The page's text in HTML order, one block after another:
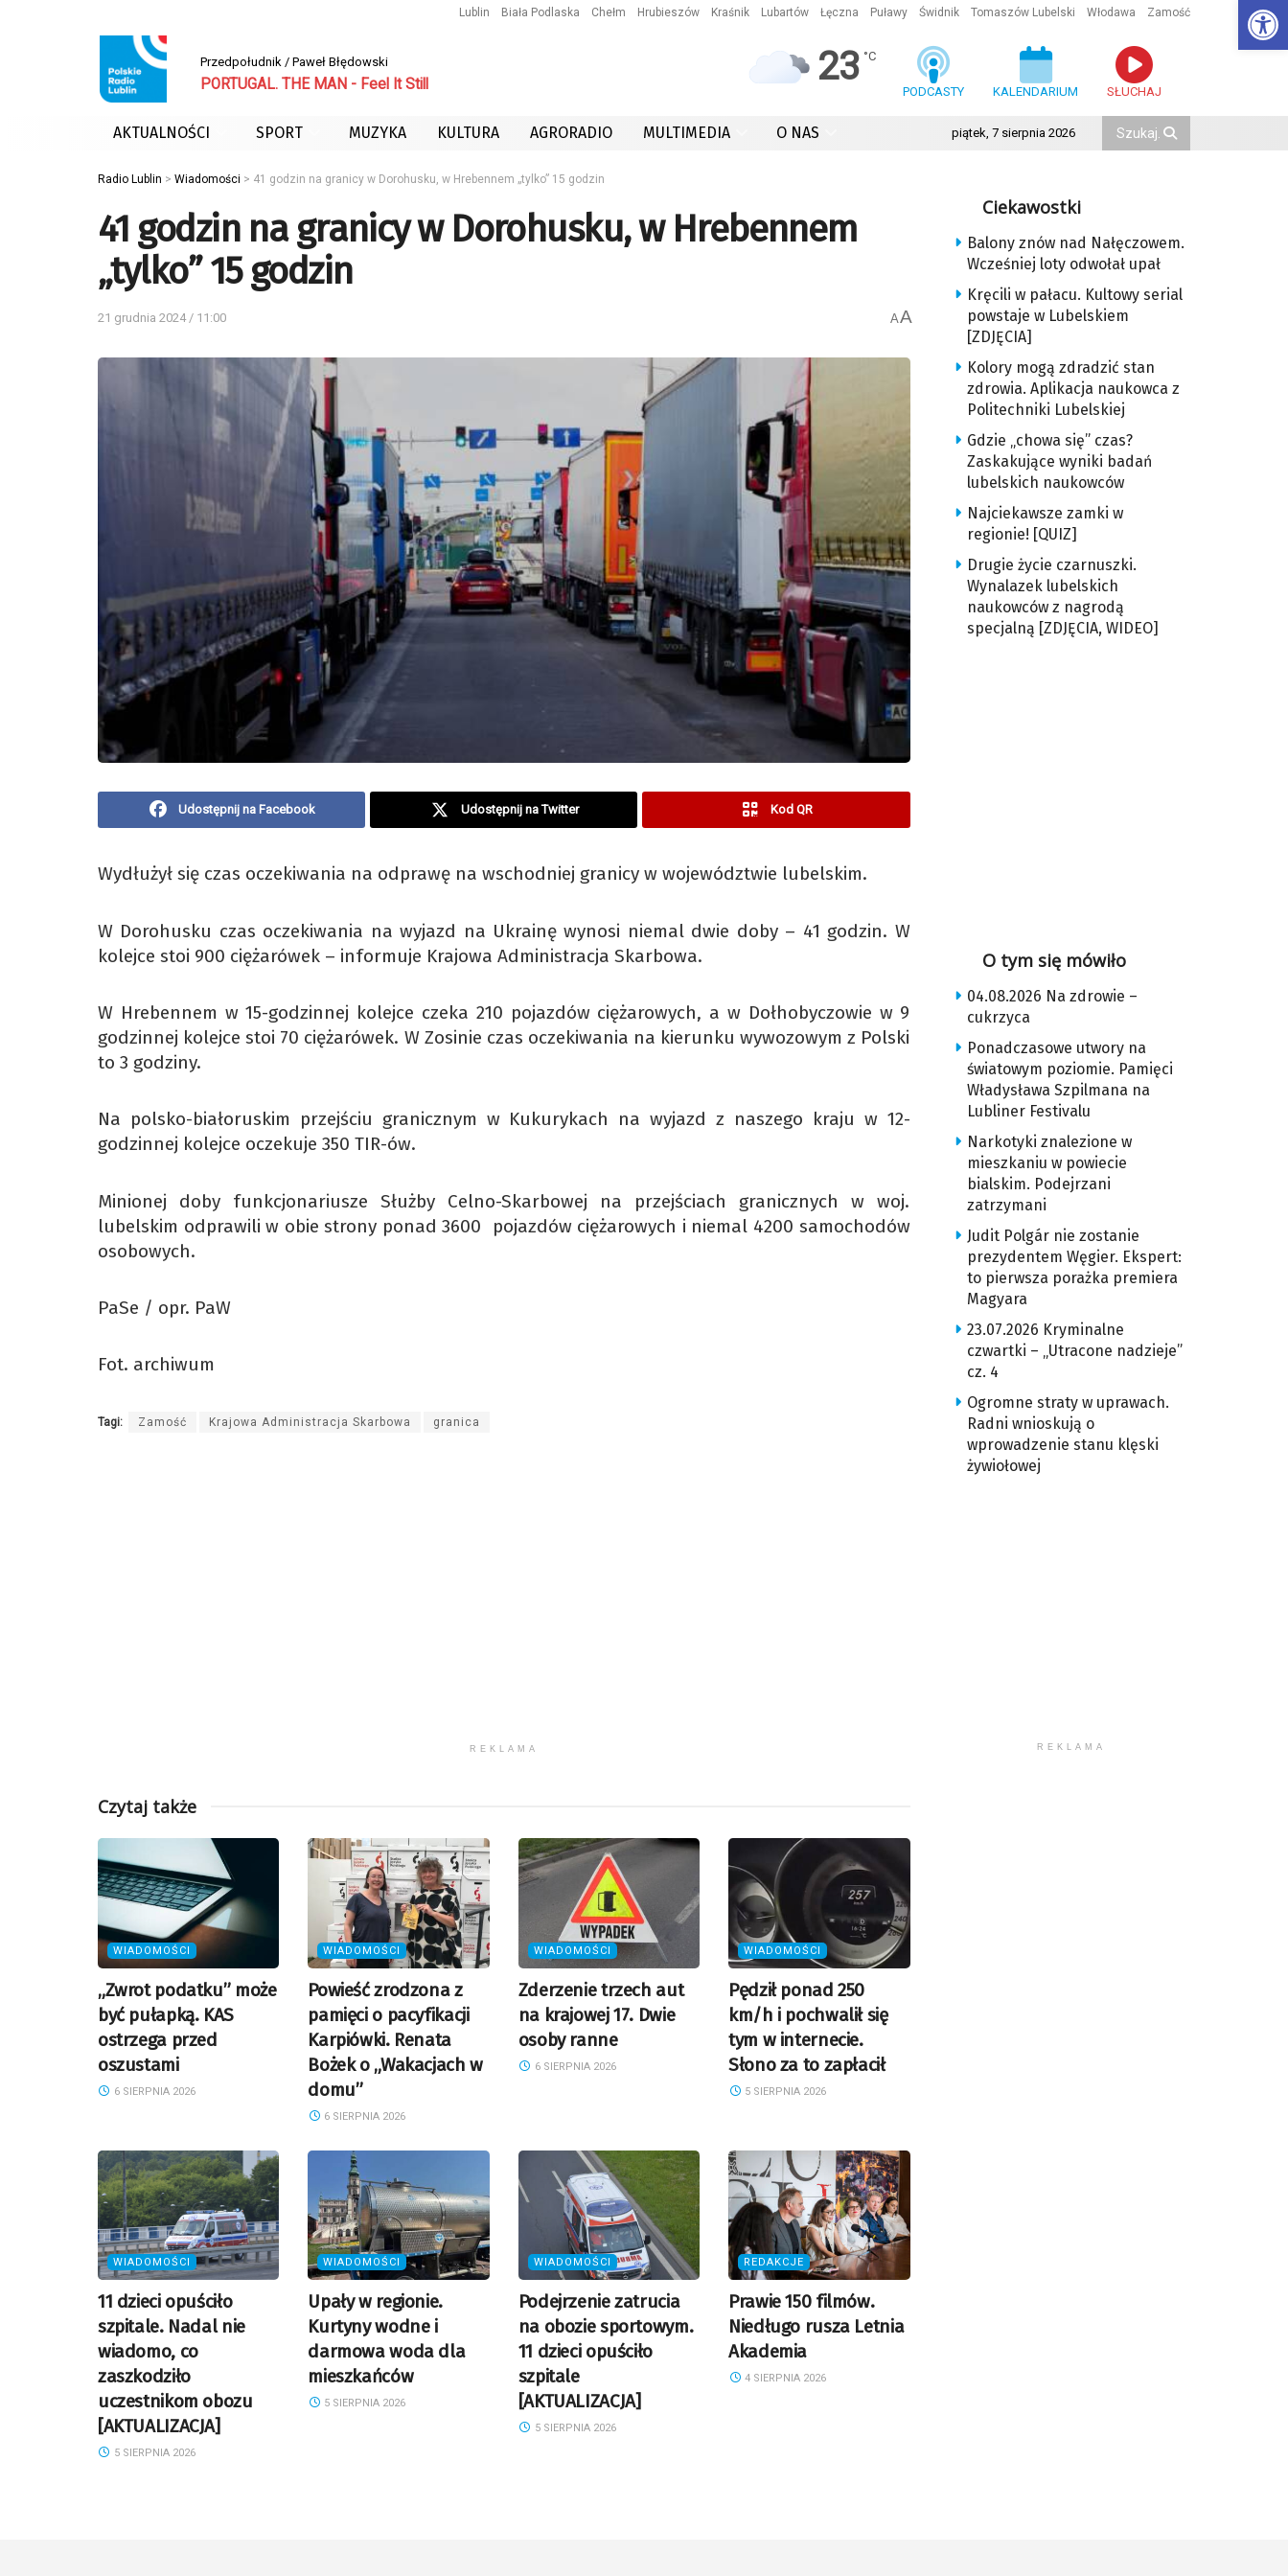
Lublin Biała Podlaska Chełm Hrubieszów Kraśnik Lubartów Łęczna Puławy Świdnik Tomaszów Lubelski Włodawa Zamość
Przedpołudnik / Paweł Błędowski
PORTUGAL. THE MAN - Feel It Still 23 °C
PODCASTY KALENDARIUM SŁUCHAJ
AKTUALNOŚCI SPORT MUZYKA KULTURA AGRORADIO MULTIMEDIA O NAS piątek, 7 sierpnia 2026
Radio Lublin > Wiadomości > 41 godzin na granicy w Dorohusku, w Hrebennem „tylko” 15 godzin
41 godzin na granicy w Dorohusku, w Hrebennem
„tylko” 15 godzin
21 grudnia 2024 / 11:00 AA
Udostępnij na Facebook Udostępnij na Twitter Kod QR
Wydłużył się czas oczekiwania na odprawę na wschodniej granicy w województwie lubelskim.
W Dorohusku czas oczekiwania na wyjazd na Ukrainę wynosi niemal dwie doby – 41 godzin. W
kolejce stoi 900 ciężarówek – informuje Krajowa Administracja Skarbowa.
W Hrebennem w 15-godzinnej kolejce czeka 210 pojazdów ciężarowych, a w Dołhobyczowie w 9
godzinnej kolejce stoi 70 ciężarówek. W Zosinie czas oczekiwania na kierunku wywozowym z Polski
to 3 godziny.
Na polsko-białoruskim przejściu granicznym w Kukurykach na wyjazd z naszego kraju w 12-
godzinnej kolejce oczekuje 350 TIR-ów.
Minionej doby funkcjonariusze Służby Celno-Skarbowej na przejściach granicznych w woj.
lubelskim odprawili w obie strony ponad 3600 pojazdów ciężarowych i niemal 4200 samochodów
osobowych.
PaSe / opr. PaW
Fot. archiwum
Tagi: Zamość Krajowa Administracja Skarbowa granica
REKLAMA
Czytaj także
WIADOMOŚCI
„Zwrot podatku” może
być pułapką. KAS
ostrzega przed
oszustami
6 SIERPNIA 2026
WIADOMOŚCI
Powieść zrodzona z
pamięci o pacyfikacji
Karpiówki. Renata
Bożek o „Wakacjach w
domu”
6 SIERPNIA 2026
WIADOMOŚCI
Zderzenie trzech aut
na krajowej 17. Dwie
osoby ranne
6 SIERPNIA 2026
WIADOMOŚCI
Pędził ponad 250
km/h i pochwalił się
tym w internecie.
Słono za to zapłacił
5 SIERPNIA 2026
WIADOMOŚCI
11 dzieci opuściło
szpitale. Nadal nie
wiadomo, co
zaszkodziło
uczestnikom obozu
[AKTUALIZACJA]
5 SIERPNIA 2026
WIADOMOŚCI
Upały w regionie.
Kurtyny wodne i
darmowa woda dla
mieszkańców
5 SIERPNIA 2026
WIADOMOŚCI
Podejrzenie zatrucia
na obozie sportowym.
11 dzieci opuściło
szpitale
[AKTUALIZACJA]
5 SIERPNIA 2026
REDAKCJE
Prawie 150 filmów.
Niedługo rusza Letnia
Akademia
4 SIERPNIA 2026
Ciekawostki
Balony znów nad Nałęczowem.
Wcześniej loty odwołał upał
Kręcili w pałacu. Kultowy serial
powstaje w Lubelskiem
[ZDJĘCIA]
Kolory mogą zdradzić stan
zdrowia. Aplikacja naukowca z
Politechniki Lubelskiej
Gdzie „chowa się” czas?
Zaskakujące wyniki badań
lubelskich naukowców
Najciekawsze zamki w
regionie! [QUIZ]
Drugie życie czarnuszki.
Wynalazek lubelskich
naukowców z nagrodą
specjalną [ZDJĘCIA, WIDEO]
O tym się mówiło
04.08.2026 Na zdrowie –
cukrzyca
Ponadczasowe utwory na
światowym poziomie. Pamięci
Władysława Szpilmana na
Lubliner Festivalu
Narkotyki znalezione w
mieszkaniu w powiecie
bialskim. Podejrzani
zatrzymani
Judit Polgár nie zostanie
prezydentem Węgier. Ekspert:
to pierwsza porażka premiera
Magyara
23.07.2026 Kryminalne
czwartki – „Utracone nadzieje”
cz. 4
Ogromne straty w uprawach.
Radni wnioskują o
wprowadzenie stanu klęski
żywiołowej
REKLAMA